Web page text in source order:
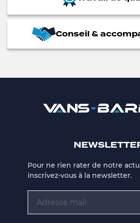
Conseil &
Pour ne rien rater de notre
inscrivez-vous à la newsletter.